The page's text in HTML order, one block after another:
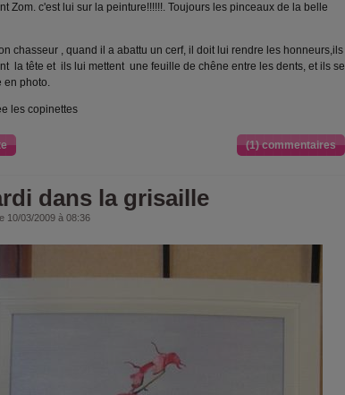
Zom. c'est lui sur la peinture!!!!!!. Toujours les pinceaux de la belle
chasseur , quand il a abattu un cerf, il doit lui rendre les honneurs,ils
la tête et ils lui mettent une feuille de chêne entre les dents, et ils se
en photo.
les copinettes
(1) commentaires
dans la grisaille
10/03/2009 à 08:36